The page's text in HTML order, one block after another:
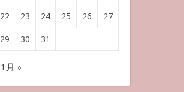
22 23 24 25 26 27
29 30 31
1月 »